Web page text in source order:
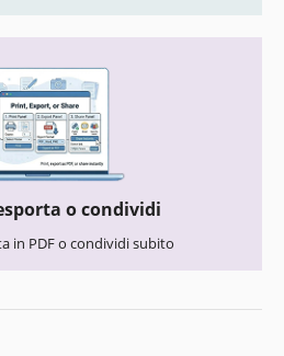
o condividi
in PDF o condividi subito